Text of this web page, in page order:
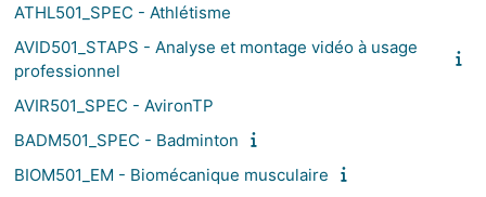
ATHL501_SPEC - Athlétisme
AVID501_STAPS - Analyse et montage vidéo à usage
professionnel
AVIR501_SPEC - AvironTP
BADM501_SPEC - Badminton
BIOM501_EM - Biomécanique musculaire